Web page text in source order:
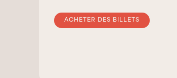
ACHETER DES BILLETS